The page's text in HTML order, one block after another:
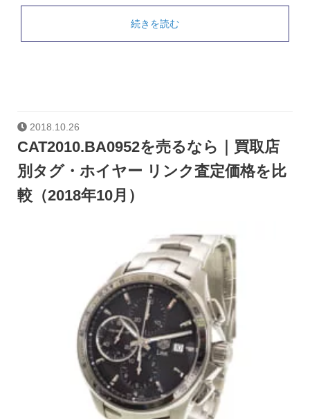
続きを読む
2018.10.26
CAT2010.BA0952を売るなら｜買取店
別タグ・ホイヤー リンク査定価格を比
較（2018年10月）